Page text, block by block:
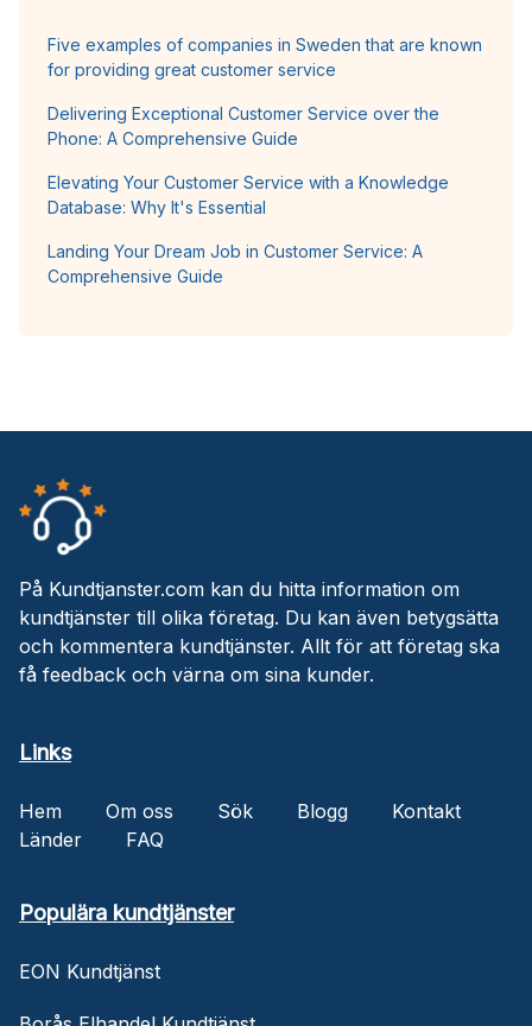
Five examples of companies in Sweden that are known
for providing great customer service
Delivering Exceptional Customer Service over the
Phone: A Comprehensive Guide
Elevating Your Customer Service with a Knowledge
Database: Why It's Essential
Landing Your Dream Job in Customer Service: A
Comprehensive Guide
På Kundtjanster.com kan du hitta information om
kundtjänster till olika företag. Du kan även betygsätta
och kommentera kundtjänster. Allt för att företag ska
få feedback och värna om sina kunder.
Links
Hem Om oss Sök Blogg
Kontakt
Länder
FAQ
Populära kundtjänster
EON Kundtjänst